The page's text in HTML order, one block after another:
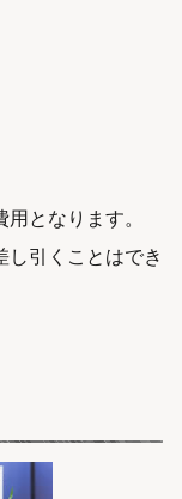
となります。
引くことはでき